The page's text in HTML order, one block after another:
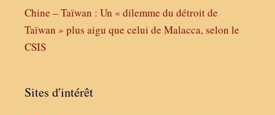
Chine – Taïwan : Un « dilemme du détroit de
Taïwan » plus aigu que celui de Malacca, selon le
CSIS
Sites d'intérêt